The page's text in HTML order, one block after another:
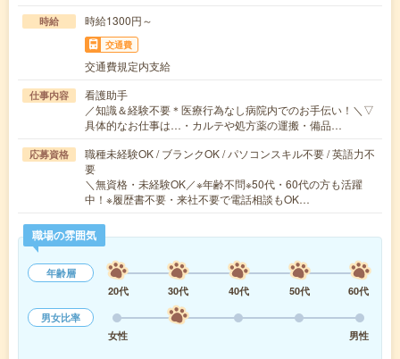
時給 時給1300円～
交通費
交通費規定内支給
仕事内容
看護助手
／知識＆経験不要＊医療行為なし病院内でのお手伝い！＼▽
具体的なお仕事は…・カルテや処方薬の運搬・備品…
応募資格
職種未経験OK / ブランクOK / パソコンスキル不要 / 英語力不
要
＼無資格・未経験OK／※年齢不問※50代・60代の方も活躍
中！※履歴書不要・来社不要で電話相談もOK…
職場の雰囲気
年齢層
20代
30代 40代 50代
60代
男女比率
女性
男性